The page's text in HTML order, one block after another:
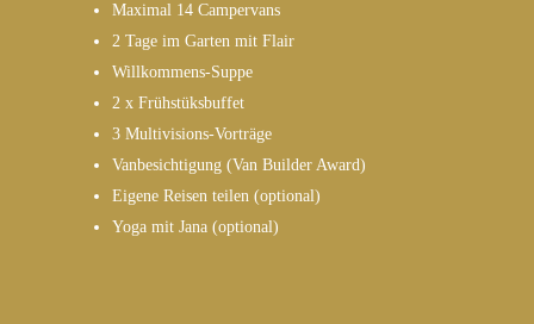
Maximal 14 Campervans
2 Tage im Garten mit Flair
Willkommens-Suppe
2 x Frühstüksbuffet
3 Multivisions-Vorträge
Vanbesichtigung (Van Builder Award)
Eigene Reisen teilen (optional)
Yoga mit Jana (optional)